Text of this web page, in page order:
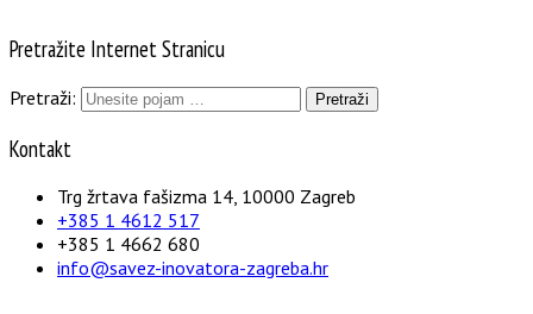
Pretražite Internet Stranicu
Pretraži:
Kontakt
Trg žrtava fašizma 14, 10000 Zagreb
+385 1 4612 517
+385 1 4662 680
info@savez-inovatora-zagreba.hr